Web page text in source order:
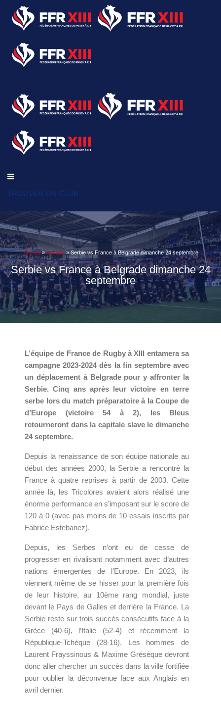
TROUVER UN CLUB
Accueil»A la une»Serbie vs France à Belgrade dimanche 24 septembre
Serbie vs France à Belgrade dimanche 24
septembre
L’équipe de France de Rugby à XIII entamera sa
campagne 2023-2024 dès la fin septembre avec
un déplacement à Belgrade pour y affronter la
Serbie. Cinq ans après leur victoire en terre
serbe lors du match préparatoire à la Coupe de
d’Europe (victoire 54 à 2), les Bleus
retourneront dans la capitale slave le dimanche
24 septembre.
Depuis la renaissance de son équipe nationale au
début des années 2000, la Serbie a rencontré la
France à quatre reprises à partir de 2003. Cette
année là, les Tricolores avaient alors réalisé une
énorme performance en s’imposant sur le score de
120 à 0 (avec pas moins de 10 essais inscrits par
Fabrice Estebanez).
Depuis, les Serbes n’ont eu de cesse de
progresser en rivalisant notamment avec d’autres
nations émergentes de l’Europe. En 2023, ils
viennent même de se hisser pour la première fois
de leur histoire, au 10ème rang mondial, juste
devant le Pays de Galles et derrière la France. La
Serbie reste sur trois succès consécutifs face à la
Grèce (40-6), l’Italie (52-4) et récemment la
République-Tchèque (28-16). Les hommes de
Laurent Frayssinous & Maxime Grésèque devront
donc aller chercher un succès dans la ville fortifiée
pour oublier la déconvenue face aux Anglais en
avril dernier.